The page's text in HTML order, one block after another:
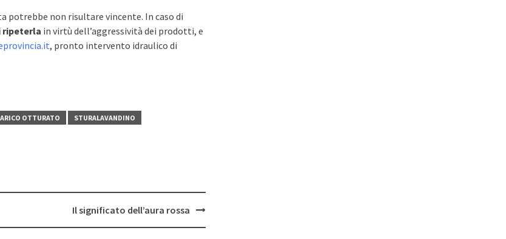
potrebbe non risultare vincente. In caso di
ripeterla in virtù dell’aggressività dei prodotti, e
, pronto intervento idraulico di
OTTURATO
STURALAVANDINO
Il significato dell’aura rossa